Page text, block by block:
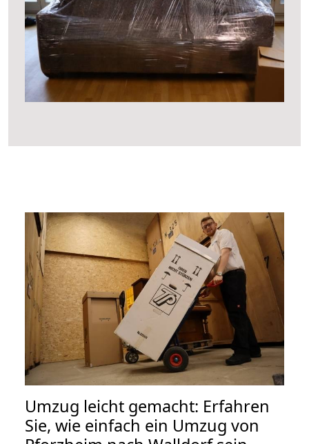
Umzug leicht gemacht: Erfahren
Sie, wie einfach ein Umzug von